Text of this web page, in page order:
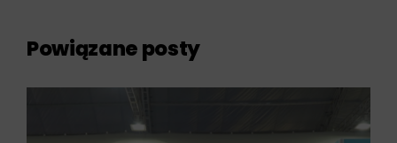
Powiązane posty